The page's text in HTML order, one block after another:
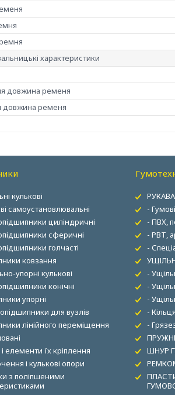
характеристики
довжина ременя
довжина ременя
кулькові
самоустановлювальні
циліндричні
сферичні
голчасті
ковзання
упорні кулькові
конічні
упорні
для вузлів
лінійного переміщення
елементи їх кріплення
і кулькові опори
з поліпшеними
- Гумові
- ПВХ,
- РВТ,
-
-
-
-
-
-
ШНУР